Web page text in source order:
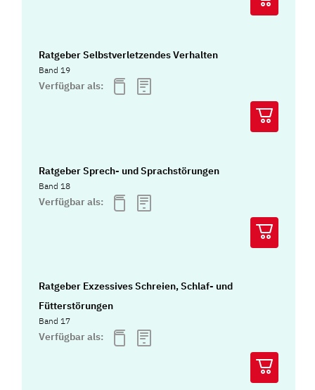
Ratgeber Selbstverletzendes Verhalten
Band 19
Verfügbar als:
Ratgeber Sprech- und Sprachstörungen
Band 18
Verfügbar als:
Ratgeber Exzessives Schreien, Schlaf- und
Fütterstörungen
Band 17
Verfügbar als: